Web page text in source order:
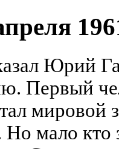
Юрий
Первый
мировой
мало кто